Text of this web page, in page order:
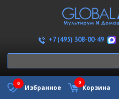
+7 (495) 308-00-49
Избранное
0
Корзина
0